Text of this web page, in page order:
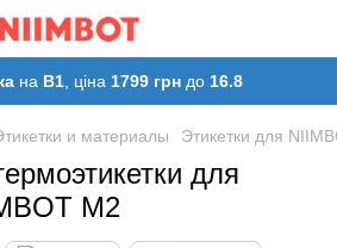
на B1 , ціна 1799 грн до 16.8
и материалы Этикетки для
для
M2